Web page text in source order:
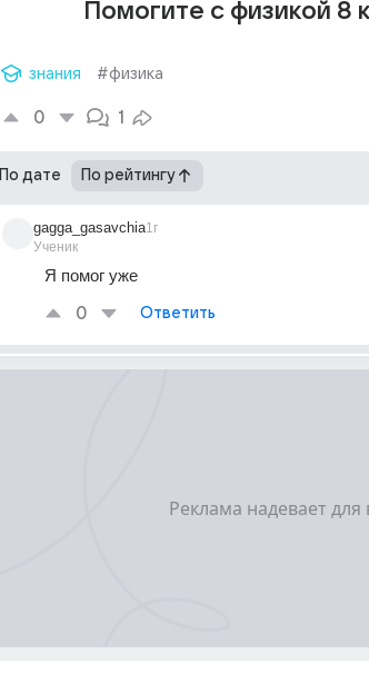
Помогите с физикой 8
знания #физика
0 1
По дате По рейтингу
gagga_gasavchia
Ученик
1г
Я помог уже
0 Ответить